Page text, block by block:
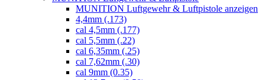
MUNITION Luftgewehr & Luftpistole anzeigen
4,4mm (.173)
cal 4,5mm (.177)
cal 5,5mm (.22)
cal 6,35mm (.25)
cal 7,62mm (.30)
cal 9mm (0.35)